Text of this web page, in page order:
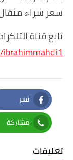
سعر شراء مثقال
تابع قناة
نشر
Facebook
مشاركة
Whatsapp
تعليقات